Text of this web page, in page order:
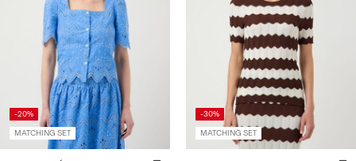
-20%
MATCHING SET
-30%
MATCHING SET